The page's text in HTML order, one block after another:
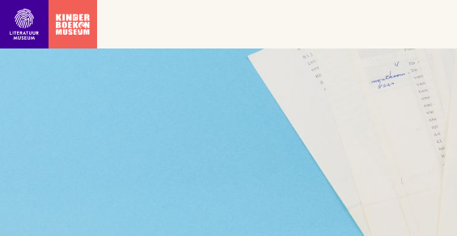
Ga direct naar inhoud